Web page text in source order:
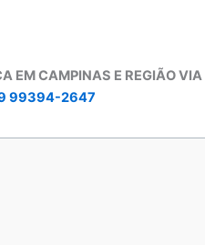
EM CAMPINAS E REGIÃO VIA
99394-2647